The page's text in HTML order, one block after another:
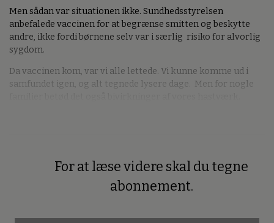
Men sådan var situationen ikke. Sundhedsstyrelsen
anbefalede vaccinen for at begrænse smitten og beskytte
andre, ikke fordi børnene selv var i særlig risiko for alvorlig
sygdom.
Da vaccinen kom, var vi alle lettede. Vi kunne komme ud i
samfundet igen, og alt tegnede lysere dage. Men for nogle
For at læse videre skal du tegne
abonnement.